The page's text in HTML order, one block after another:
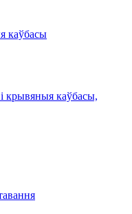
каўбасы
крывяныя каўбасы,